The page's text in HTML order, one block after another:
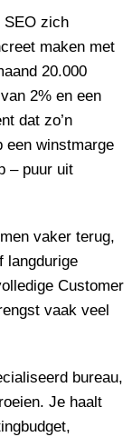
SEO zich
maken met
20.000
2% en een
dat zo’n
een winstmarge
– puur uit
vaker terug,
langdurige
Customer
vaak veel
bureau,
Je haalt